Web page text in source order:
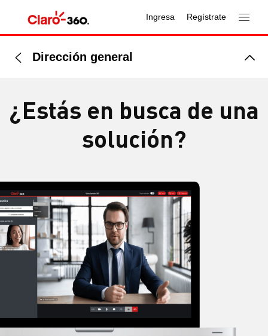
Ingresa Regístrate
Dirección general
¿Estás en busca de una
solución?